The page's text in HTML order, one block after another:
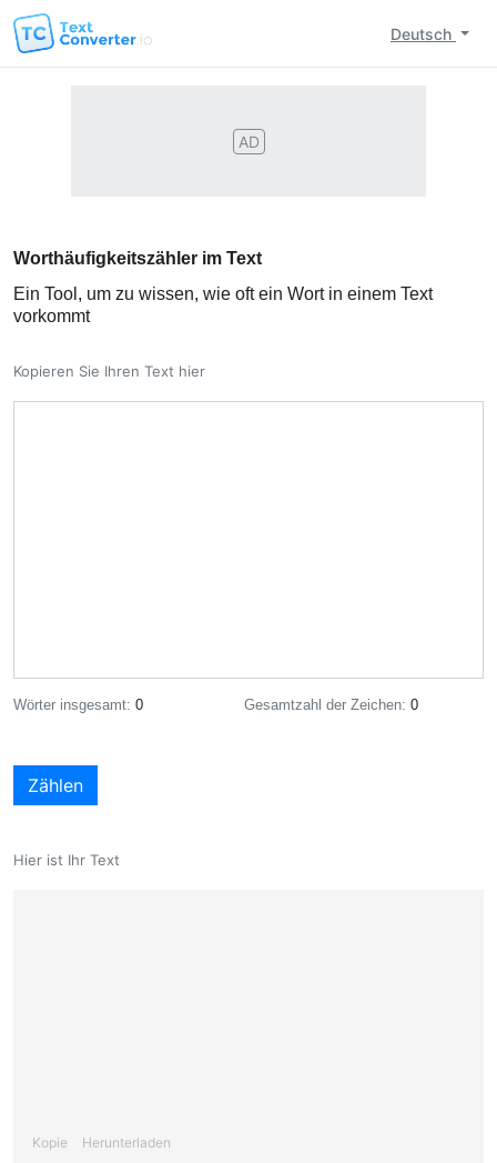
Deutsch
AD
Worthäufigkeitszähler im Text
Ein Tool, um zu wissen, wie oft ein Wort in einem Text
vorkommt
Kopieren Sie Ihren Text hier
Wörter insgesamt: 0 Gesamtzahl der Zeichen: 0
Hier ist Ihr Text
Kopie Herunterladen
Zählen